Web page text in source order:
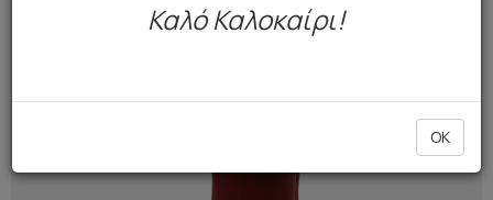
Καλό Καλοκαίρι!
OK